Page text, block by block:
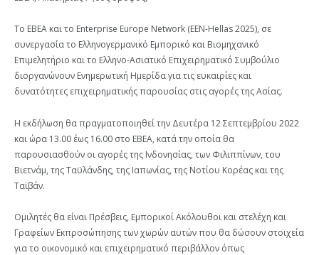
Το ΕΒΕΑ και το Enterprise Europe Network (EEN-Hellas 2025), σε
συνεργασία το Ελληνογερμανικό Εμπορικό και Βιομηχανικό
Επιμελητήριο και το Ελληνο-Ασιατικό Επιχειρηματικό Συμβούλιο
διοργανώνουν Ενημερωτική Ημερίδα για τις ευκαιρίες και
δυνατότητες επιχειρηματικής παρουσίας στις αγορές της Ασίας.
Η εκδήλωση θα πραγματοποιηθεί την Δευτέρα 12 Σεπτεμβρίου 2022
και ώρα 13.00 έως 16.00 στο ΕΒΕΑ, κατά την οποία θα
παρουσιασθούν οι αγορές της Ινδονησίας, των Φιλιππίνων, του
Βιετνάμ, της Ταϋλάνδης, της Ιαπωνίας, της Νοτίου Κορέας και της
Ταϊβάν.
Ομιλητές θα είναι Πρέσβεις, Εμπορικοί Ακόλουθοι και στελέχη και
Γραφείων Εκπροσώπησης των χωρών αυτών που θα δώσουν στοιχεία
για το οικονομικό και επιχειρηματικό περιβάλλον όπως